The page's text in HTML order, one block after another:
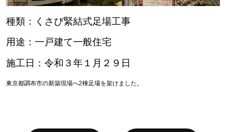
種類：くさび緊結式足場工事
用途：一戸建て一般住宅
施工日：令和３年１月２９日
東京都調布市の新築現場へ2棟足場を架けました。